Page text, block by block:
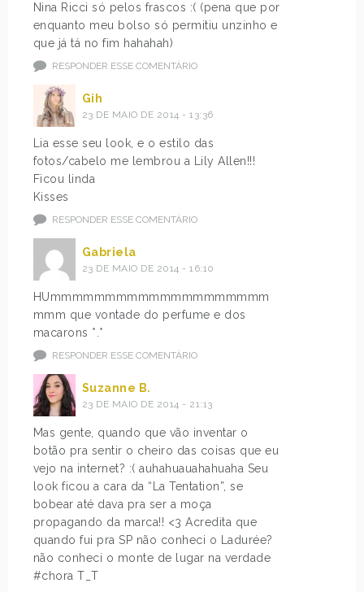
Nina Ricci só pelos frascos :( (pena que por
enquanto meu bolso só permitiu unzinho e
que já tá no fim hahahah)
RESPONDER ESSE COMENTÁRIO
Gih
23 DE MAIO DE 2014 - 13:36
Lia esse seu look, e o estilo das
fotos/cabelo me lembrou a Lily Allen!!!
Ficou linda
Kisses
RESPONDER ESSE COMENTÁRIO
Gabriela
23 DE MAIO DE 2014 - 16:10
HUmmmmmmmmmmmmmmmmmmmm
mmm que vontade do perfume e dos
macarons *.*
RESPONDER ESSE COMENTÁRIO
Suzanne B.
23 DE MAIO DE 2014 - 21:13
Mas gente, quando que vão inventar o
botão pra sentir o cheiro das coisas que eu
vejo na internet? :( auhahuauahahuaha Seu
look ficou a cara da “La Tentation”, se
bobear até dava pra ser a moça
propagando da marca!! <3 Acredita que
quando fui pra SP não conheci o Ladurée?
não conheci o monte de lugar na verdade
#chora T_T